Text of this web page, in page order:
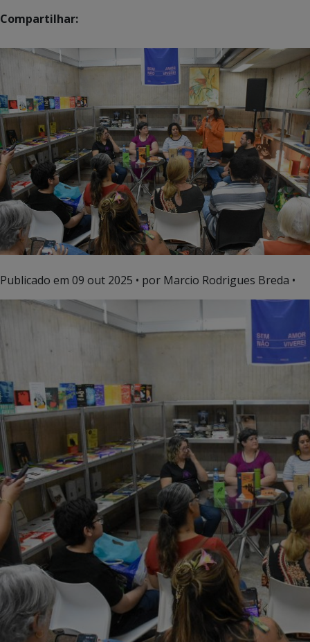
Compartilhar:
Publicado em 09 out 2025 • por Marcio Rodrigues Breda •